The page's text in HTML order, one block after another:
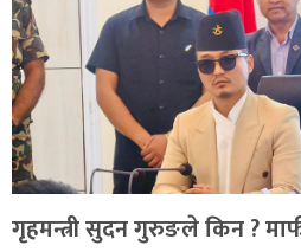
गृहमन्त्री सुदन गुरुङले किन ?